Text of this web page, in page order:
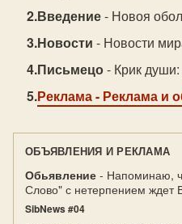
Введение- Новоя
Новости - Новости
Письмецо- Крик
Реклама- Реклама и
ОБЪЯВЛЕНИЯ И РЕКЛАМА
Обьявление - Напоминаю,
Слово" с нетерпением ждет
SibNews #04